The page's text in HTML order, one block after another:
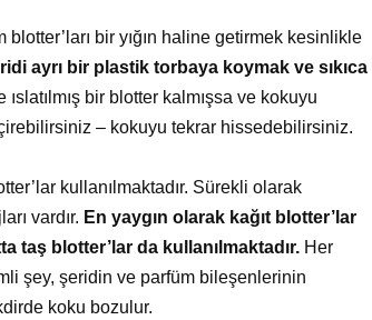
blotter’ları bir yığın haline getirmek kesinlikle
ayrı bir plastik torbaya koymak ve sıkıca
bir blotter kalmışsa ve kokuyu
– kokuyu tekrar hissedebilirsiniz.
kullanılmaktadır. Sürekli olarak
vardır. En yaygın olarak kağıt blotter’lar
taş blotter’lar da kullanılmaktadır. Her
şey, şeridin ve parfüm bileşenlerinin
koku bozulur.